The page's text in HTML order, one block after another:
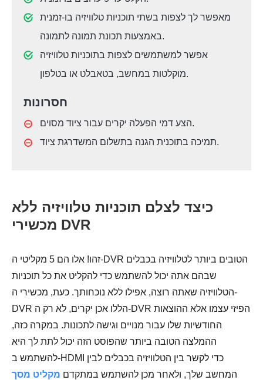
מאפשר לך לצפות בשתי תוכניות טלוויזיה בו-זמנית
באמצעות תכונת תמונה לתמונה.
אפשר למשתמשים לצפות בתוכניות טלוויזיה
מוקלטות במחשב, בטאבלט או בטלפון.
חסרונות
הצע דמי הפעלה יקרים עבור ציוד מסוים.
תמיכה בתוכנית הגנה בתשלום המשדרגת ציוד.
כיצד לצלם תוכניות טלוויזיה ללא
מכשירי DVR
זהו! אלו הם 5 מקליטי ה-DVR הטובים ביותר לטלוויזיה בכבלים
שבהם אתה יכול להשתמש כדי להקליט את כל תוכניות
הטלוויזיה שאתה רוצה, אפילו ללא נוכחותך. כעת, מכשירי ה-
DVR הללו אכן יקרים, לא רק ה-DVR הפיזי עצמו אלא ההוצאות
החודשיות שלו עבור מנויים וגישה לתכונות. במקרה כזה,
ההמלצה הטובה ביותר שהפוסט הזה יכול לתת לך היא
להשתמש ב-HDMI כדי לקשר בין הטלוויזיה בכבלים לבין
המחשב שלך, ולאחר מכן להשתמש במתקדם מקליט מסך